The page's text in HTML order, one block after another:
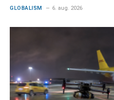
GLOBALISM 6. aug. 2026